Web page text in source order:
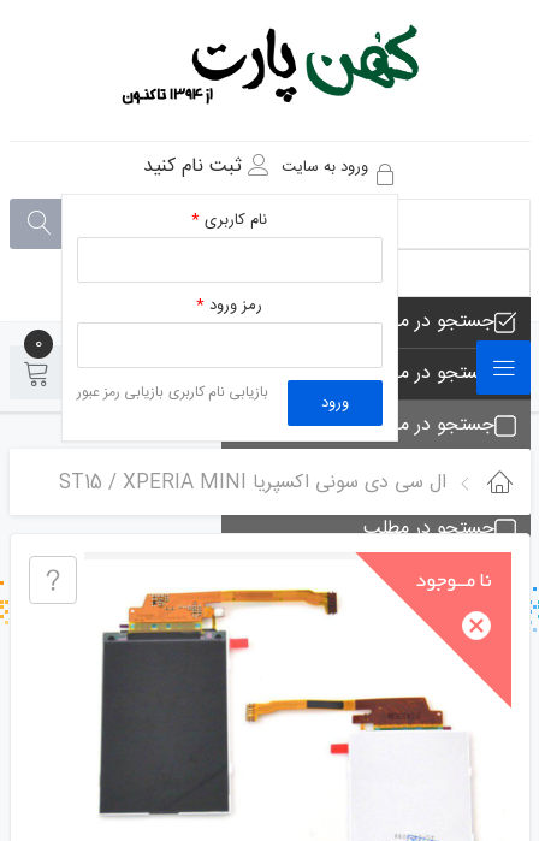
ورود به سایت
نام کاربری*
رمز ورود*
ورود بازیابی نام کاربری بازیابی رمز عبور
ثبت نام کنید
جستجو در مجموعه های فروشگاه
جستجو در محصولات فروشگاه
جستجو در مجموعه ها
جستجو - تماس ها
جستجو در مطلب
جستجو در خبر خوان
جستجو - برچسب ها
0
ال سی دی سونی اکسپریا ST15 / XPERIA MINI